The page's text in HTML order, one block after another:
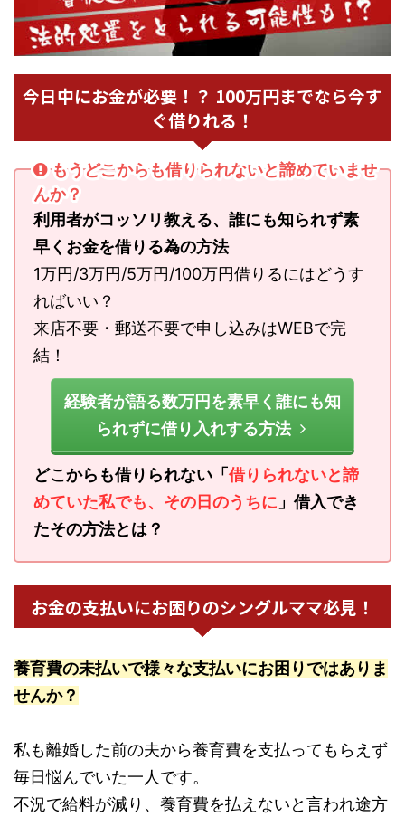
今日中にお金が必要！？ 100万円までなら今す
ぐ借りれる！
もうどこからも借りられないと諦めていませ
んか？
利用者がコッソリ教える、誰にも知られず素
早くお金を借りる為の方法
1万円/3万円/5万円/100万円借りるにはどうす
ればいい？
来店不要・郵送不要で申し込みはWEBで完
結！
経験者が語る数万円を素早く誰にも知
られずに借り入れする方法
どこからも借りられない「 借りられないと諦
めていた私でも、その日のうちに 」借入でき
たその方法とは？
お金の支払いにお困りのシングルママ必見！
養育費の未払いで様々な支払いにお困りではありま
せんか？
私も離婚した前の夫から養育費を支払ってもらえず
毎日悩んでいた一人です。
不況で給料が減り、養育費を払えないと言われ途方